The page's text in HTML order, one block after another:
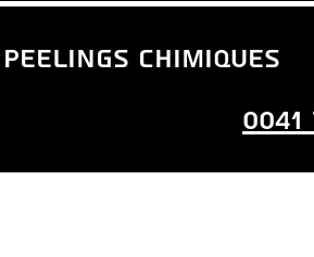
chimiques
0041